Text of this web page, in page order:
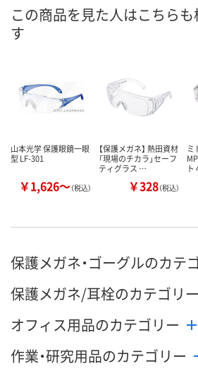
この商品を見た人はこちら
す
山本光学 保護眼鏡一眼
型 LF-301
￥1,626～（税込）
【保護メガネ】 熱田資材
「現場のチカラ」セーフ
ティグラス …
￥328（税込）
ミ
保護メガネ・ゴーグルのカテ
保護メガネ/耳栓のカテゴリー
オフィス用品のカテゴリー
作業・研究用品のカテゴリー